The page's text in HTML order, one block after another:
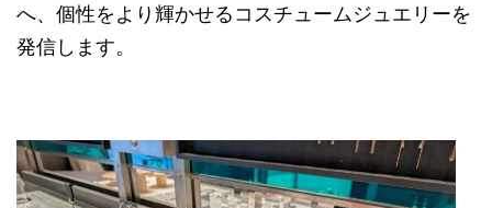
へ、個性をより輝かせるコスチュームジュエリーを
発信します。